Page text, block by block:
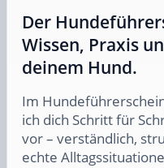
Der
Wissen, Praxis
deinem Hund.
Im
ich dich Schritt für
vor – verständlich,
echte